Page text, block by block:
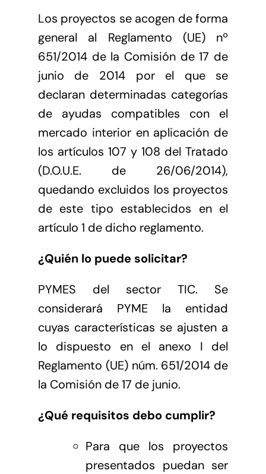
Los proyectos se acogen de forma
general al Reglamento (UE) nº
651/2014 de la Comisión de 17 de
junio de 2014 por el que se
declaran determinadas categorías
de ayudas compatibles con el
mercado interior en aplicación de
los artículos 107 y 108 del Tratado
(D.O.U.E. de 26/06/2014),
quedando excluidos los proyectos
de este tipo establecidos en el
artículo 1 de dicho reglamento.
¿Quién lo puede solicitar?
PYMES del sector TIC. Se
considerará PYME la entidad
cuyas características se ajusten a
lo dispuesto en el anexo I del
Reglamento (UE) núm. 651/2014 de
la Comisión de 17 de junio.
¿Qué requisitos debo cumplir?
Para que los proyectos
presentados puedan ser